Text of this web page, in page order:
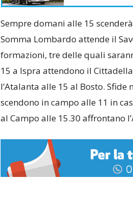
Sempre domani alle 15
Somma Lombardo attende il
formazioni, tre delle quali
15 a Ispra attendono il
l’Atalanta alle 15 al Bosto.
scendono in campo alle 11 in
al Campo alle 15.30 affrontano